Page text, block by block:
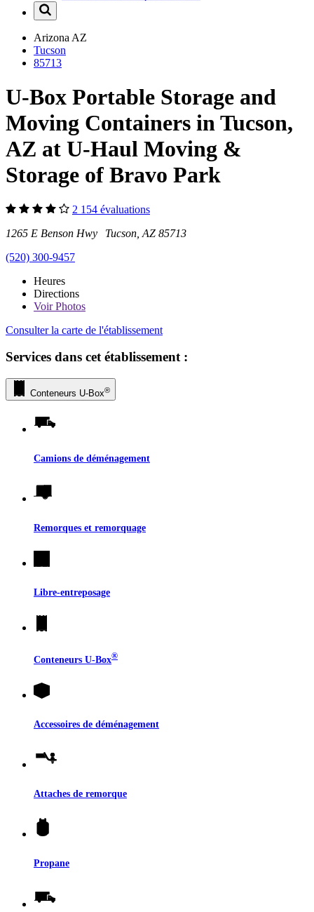
Arizona AZ
Tucson
85713
U-Box Portable Storage and
Moving Containers in Tucson,
AZ at U-Haul Moving &
Storage of Bravo Park
2 154 évaluations
1265 E Benson Hwy Tucson, AZ 85713
(520) 300-9457
Heures
Directions
VoirPhotos
Consulter la carte de l'établissement
Services dans cet établissement :
Conteneurs U-Box®
Camions de déménagement
Remorques et remorquage
Libre-entreposage
Conteneurs U-Box®
Accessoires de déménagement
Attaches de remorque
Propane